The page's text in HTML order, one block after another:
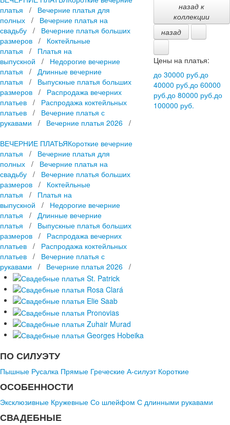
платья / Вечерние платья для
полных / Вечерние платья на
свадьбу / Вечерние платья больших
размеров / Коктейльные
платья / Платья на
выпускной / Недорогие вечерние
платья / Длинные вечерние
платья / Выпускные платья больших
размеров / Распродажа вечерних
платьев / Распродажа коктейльных
платьев / Вечерние платья с
рукавами / Вечерние платья 2026 /
ВЕЧЕРНИЕ ПЛАТЬЯКороткие вечерние
платья / Вечерние платья для
полных / Вечерние платья на
свадьбу / Вечерние платья больших
размеров / Коктейльные
платья / Платья на
выпускной / Недорогие вечерние
платья / Длинные вечерние
платья / Выпускные платья больших
размеров / Распродажа вечерних
платьев / Распродажа коктейльных
платьев / Вечерние платья с
рукавами / Вечерние платья 2026 /
назад к
коллекции
назад
Цены на платья:
до 30000 руб.до
40000 руб.до 60000
руб.до 80000 руб.до
100000 руб.
ПО СИЛУЭТУ
Пышные Русалка Прямые Греческие А-силуэт Короткие
ОСОБЕННОСТИ
Эксклюзивные Кружевные Со шлейфом С длинными рукавами
СВАДЕБНЫЕ